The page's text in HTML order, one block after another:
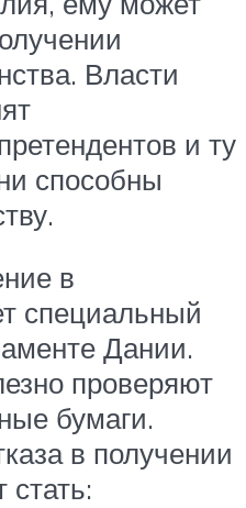
Власти
и ту
способны
в
специальный
Дании.
проверяют
бумаги.
в получении
стать: